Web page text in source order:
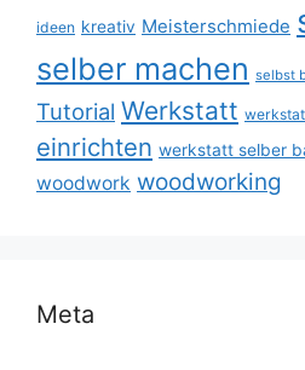
ideen kreativ Meisterschmiede
selber machen selbst
Tutorial Werkstatt
einrichten werkstatt selber
woodwork woodworking
Meta